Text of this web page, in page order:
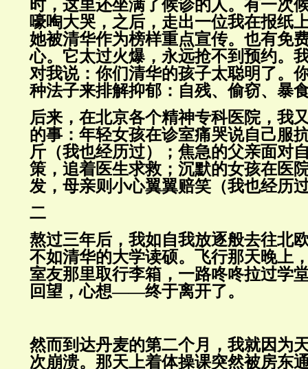
时，这里还坐满了候诊的人。有一次
嚎啕大哭，之后，走出一位我在报
她被清华作为榜样重点宣传。也有免
心。它太过火爆，永远抢不到预约。
对我说：你们清华的孩子太聪明了。
种法子来排解抑郁：自残、偷窃、
后来，在北京各个精神专科医院，我
的事：年轻女孩在诊室痛哭说自己服
斤（我也经历过）；焦急的父亲面对
策，追着医生求救；沉默的女孩在医
发，母亲则小心翼翼赔笑（我也经
二
熬过三年后，我如自我放逐般去往北
不如清华的大学读硕。飞行那天晚上
室友那里取行李箱，一路咚咚拉过学
回望，心想——终于离开了。
然而到达丹麦的第二个月，我就因为
次崩溃。那天上着体操课突然被房东